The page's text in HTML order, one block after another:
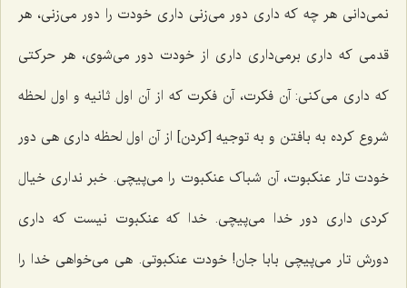
نمی‌دانی هر چه که داری دور می‌زنی داری خودت را دور می‌زنی، هر
قدمی که داری برمی‌داری داری از خودت دور می‌شوی، هر حرکتی
که داری می‌کنی: آن فکرت، آن فکرت که از آن اول ثانیه و اول لحظه
شروع کرده به بافتن و به توجیه [کردن‌] از آن اول لحظه داری هی دور
خودت تار عنکبوت، آن شباک عنکبوت را می‌پیچی. خبر نداری خیال
کردی داری دور خدا می‌پیچی. خدا که عنکبوت نیست که داری
دورش تار می‌پیچی بابا جان! خودت عنکبوتی. هی می‌خواهی خدا را